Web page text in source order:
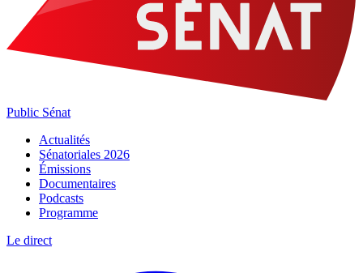
Public Sénat
Actualités
Sénatoriales 2026
Émissions
Documentaires
Podcasts
Programme
Le direct